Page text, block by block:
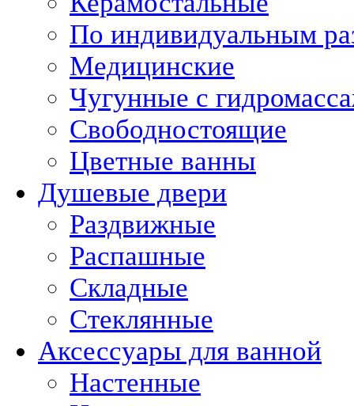
По индивидуальным
Медицинские
Чугунные с
Свободностоящие
Цветные ванны
Душевые двери
Раздвижные
Распашные
Складные
Стеклянные
Аксессуары для ванной
Настенные